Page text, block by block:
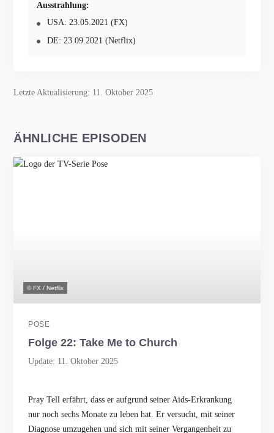
Ausstrahlung:
USA: 23.05.2021 (FX)
DE: 23.09.2021 (Netflix)
Letzte Aktualisierung: 11. Oktober 2025
ÄHNLICHE EPISODEN
© FX / Netflix
POSE
Folge 22: Take Me to Church
Update: 11. Oktober 2025
Pray Tell erfährt, dass er aufgrund seiner Aids-Erkrankung
nur noch sechs Monate zu leben hat. Er versucht, mit seiner
Diagnose umzugehen und sich mit seiner Vergangenheit zu